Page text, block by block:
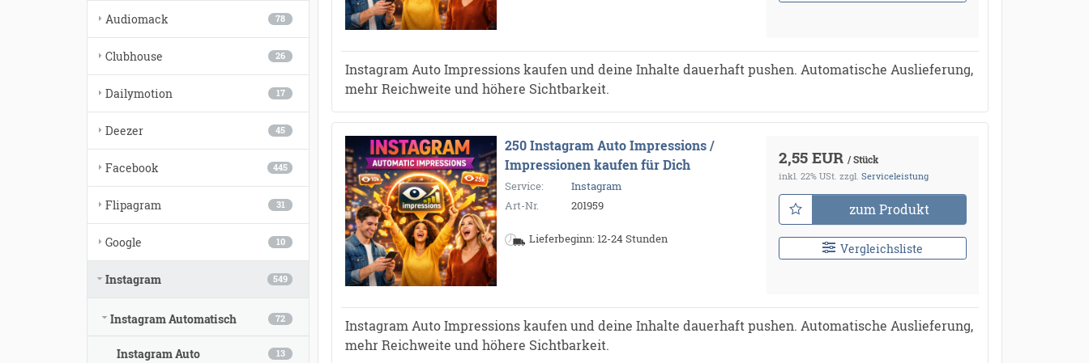
Instagram Auto Impressions kaufen und deine Inhalte dauerhaft pushen. Automatische Auslieferung,
mehr Reichweite und höhere Sichtbarkeit.
250 Instagram Auto Impressions /
Impressionen kaufen für Dich
Service:
Instagram
Art-Nr.
201959
Lieferbeginn: 12-24 Stunden
2,55 EUR / Stück
inkl. 22% USt. zzgl. Serviceleistung
zum Produkt
Vergleichsliste
Instagram Auto Impressions kaufen und deine Inhalte dauerhaft pushen. Automatische Auslieferung,
mehr Reichweite und höhere Sichtbarkeit.
78
Audiomack
26
Clubhouse
17
Dailymotion
45
Deezer
445
Facebook
31
Flipagram
10
Google
549
Instagram
72
Instagram Automatisch
13
Instagram Auto